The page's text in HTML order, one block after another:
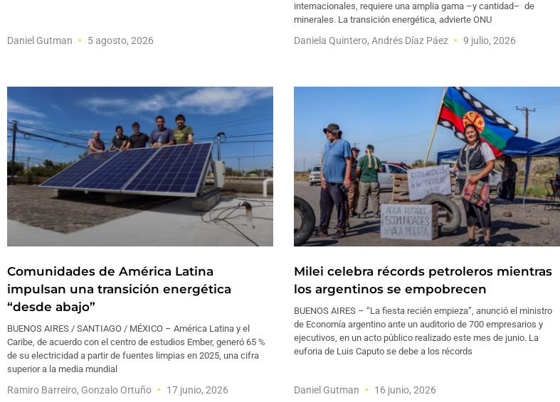
Daniel Gutman 5 agosto, 2026
internacionales, requiere una amplia gama –y cantidad– de
minerales. La transición energética, advierte ONU
Daniela Quintero, Andrés Díaz Páez 9 julio, 2026
Comunidades de América Latina
impulsan una transición energética
“desde abajo”
BUENOS AIRES / SANTIAGO / MÉXICO – América Latina y el
Caribe, de acuerdo con el centro de estudios Ember, generó 65 %
de su electricidad a partir de fuentes limpias en 2025, una cifra
superior a la media mundial
Ramiro Barreiro, Gonzalo Ortuño 17 junio, 2026
Milei celebra récords petroleros mientras
los argentinos se empobrecen
BUENOS AIRES – “La fiesta recién empieza”, anunció el ministro
de Economía argentino ante un auditorio de 700 empresarios y
ejecutivos, en un acto público realizado este mes de junio. La
euforia de Luis Caputo se debe a los récords
Daniel Gutman 16 junio, 2026